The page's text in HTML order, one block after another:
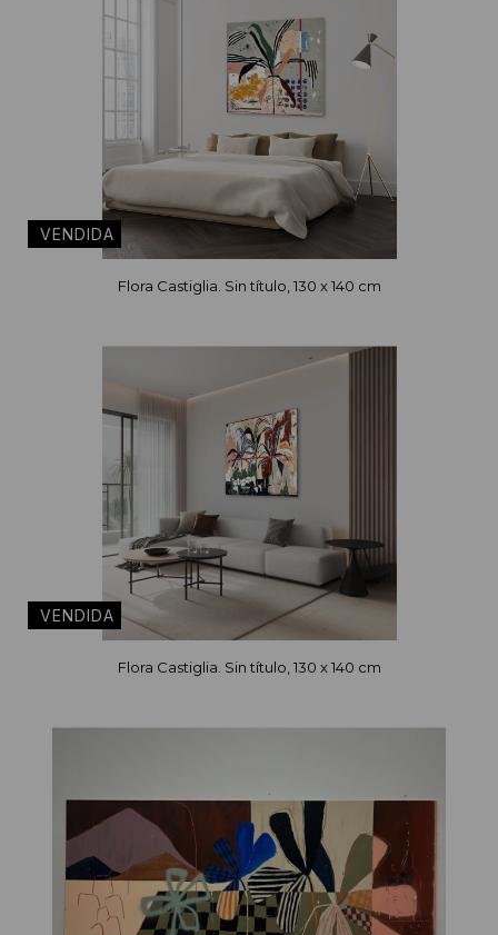
Flora Castiglia. Sin título, 130 x 140 cm
Flora Castiglia. Sin título, 130 x 140 cm